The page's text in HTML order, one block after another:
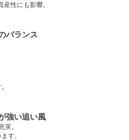
性にも影響。
バランス
強い追い風
実。
す。